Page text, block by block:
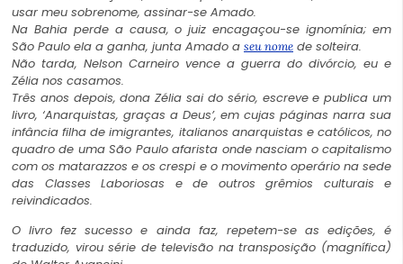
usar meu sobrenome, assinar-se Amado.
Na Bahia perde a causa, o juiz encagaçou-se ignomínia; em
São Paulo ela a ganha, junta Amado a seu nome de solteira.
Não tarda, Nelson Carneiro vence a guerra do divórcio, eu e
Zélia nos casamos.
Três anos depois, dona Zélia sai do sério, escreve e publica um
livro, ‘Anarquistas, graças a Deus’, em cujas páginas narra sua
infância filha de imigrantes, italianos anarquistas e católicos, no
quadro de uma São Paulo afarista onde nasciam o capitalismo
com os matarazzos e os crespi e o movimento operário na sede
das Classes Laboriosas e de outros grêmios culturais e
reivindicados.
O livro fez sucesso e ainda faz, repetem-se as edições, é
traduzido, virou série de televisão na transposição (magnífica)